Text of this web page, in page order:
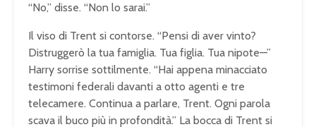
“No,” disse. “Non lo sarai.”
Il viso di Trent si contorse. “Pensi di aver vinto?
Distruggerò la tua famiglia. Tua figlia. Tua nipote—”
Harry sorrise sottilmente. “Hai appena minacciato
testimoni federali davanti a otto agenti e tre
telecamere. Continua a parlare, Trent. Ogni parola
scava il buco più in profondità.” La bocca di Trent si